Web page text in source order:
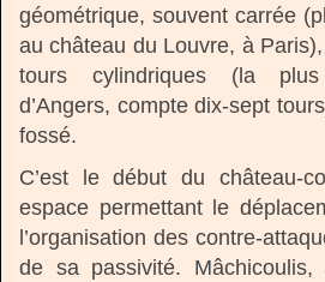
géométrique, souvent carrée
au château du Louvre, à
tours cylindriques (la plus
d’Angers, compte dix-sept
fossé.
C’est le début du château-
espace permettant le
l’organisation des contre-
de sa passivité. Mâchicoulis,